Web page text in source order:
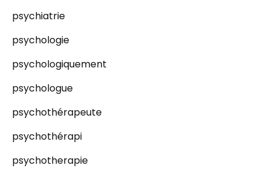
psychiatrie
psychologie
psychologiquement
psychologue
psychothérapeute
psychothérapi
psychotherapie